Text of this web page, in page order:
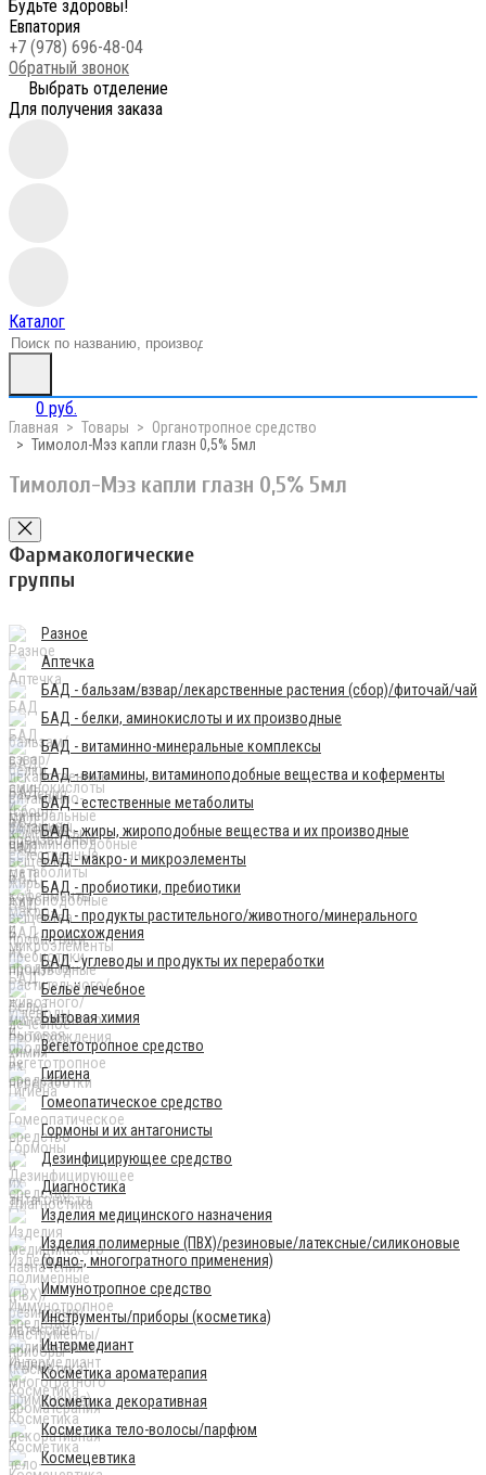
Будьте здоровы!
Евпатория
+7 (978) 696-48-04
Обратный звонок
Выбрать отделение
Для получения заказа
Каталог
0 руб.
Главная Товары
Органотропное средство
Тимолол-Мэз капли глазн 0,5% 5мл
Тимолол-Мэз капли глазн 0,5% 5мл
Фармакологические
группы
Разное
Аптечка
БАД - бальзам/взвар/лекарственные растения (сбор)/фиточай/чай
БАД - белки, аминокислоты и их производные
БАД - витаминно-минеральные комплексы
БАД - витамины, витаминоподобные вещества и коферменты
БАД - естественные метаболиты
БАД - жиры, жироподобные вещества и их производные
БАД - макро- и микроэлементы
БАД - пробиотики, пребиотики
БАД - продукты растительного/животного/минерального
происхождения
БАД - углеводы и продукты их переработки
Бельё лечебное
Бытовая химия
Вегетотропное средство
Гигиена
Гомеопатическое средство
Гормоны и их антагонисты
Дезинфицирующее средство
Диагностика
Изделия медицинского назначения
Изделия полимерные (ПВХ)/резиновые/латексные/силиконовые
(одно-, многогратного применения)
Иммунотропное средство
Инструменты/приборы (косметика)
Интермедиант
Косметика ароматерапия
Косметика декоративная
Косметика тело-волосы/парфюм
Космецевтика